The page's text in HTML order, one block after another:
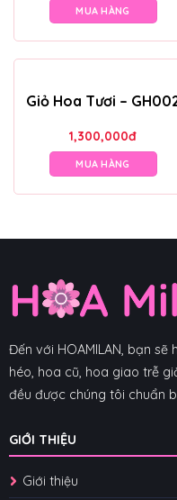
MUA HÀNG
Giỏ Hoa Tươi –
1,300,000đ
MUA HÀNG
Đến với HOAMILAN, bạn
héo, hoa cũ, hoa giao trễ
đều được chúng tôi chuẩn
GIỚI THIỆU
Giới thiệu